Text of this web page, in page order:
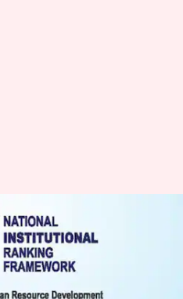
टॉप कॉलेज-
जारी, IIT मद्रास
लिस्ट
am